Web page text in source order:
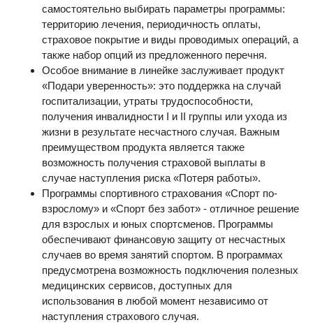
самостоятельно выбирать параметры программы:
территорию лечения, периодичность оплаты,
страховое покрытие и виды проводимых операций, а
также набор опций из предложенного перечня.
Особое внимание в линейке заслуживает продукт
«Подари уверенность»: это поддержка на случай
госпитализации, утраты трудоспособности,
получения инвалидности I и II группы или ухода из
жизни в результате несчастного случая. Важным
преимуществом продукта является также
возможность получения страховой выплаты в
случае наступления риска «Потеря работы».
Программы спортивного страхования «Спорт по-
взрослому» и «Спорт без забот» - отличное решение
для взрослых и юных спортсменов. Программы
обеспечивают финансовую защиту от несчастных
случаев во время занятий спортом. В программах
предусмотрена возможность подключения полезных
медицинских сервисов, доступных для
использования в любой момент независимо от
наступления страхового случая.